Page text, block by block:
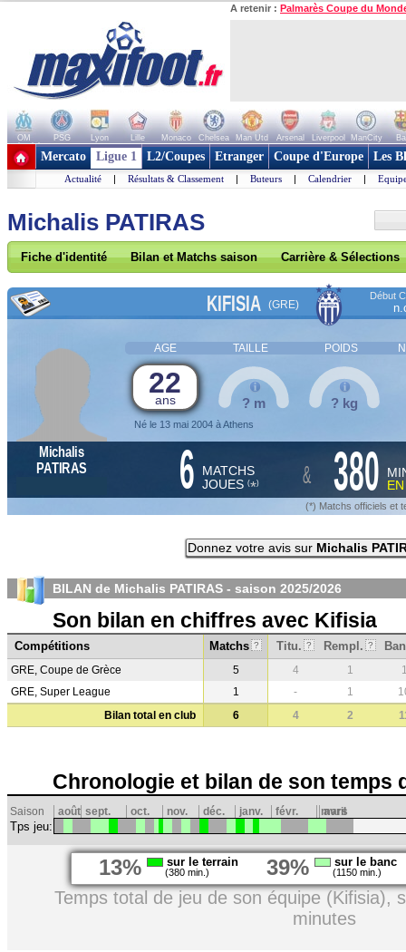
A retenir : Palmarès Coupe du
OM PSG Lyon Lille Monaco Chelsea Man Utd Arsenal Liverpool ManCity
+ de clubs
Mercato Ligue 1 L2/Coupes Etranger Coupe d'Europe Les
Actualité | Résultats & Classement | Buteurs | Calendrier |
Michalis PATIRAS
Fiche d'identité Bilan et Matchs saison Carrière & Sélections
KIFISIA (GRE)
Début
AGE TAILLE POIDS
22
ans
Né le 13 mai 2004 à Athens
? m ? kg
Michalis
PATIRAS
6 MATCHS
JOUES (*) & 380
(*) Matchs officiels et
Donnez votre avis sur Michalis
BILAN de Michalis PATIRAS - saison 2025/2026
Son bilan en chiffres avec Kifisia
Compétitions Matchs ? Titu. ? Rempl. ?
GRE, Coupe de Grèce 5 4 1
GRE, Super League
1 - 1
Bilan total en club
6 4 2
Chronologie et bilan de son temps
Saison août sept. oct. nov. déc. janv. févr. mars
avril
Tps jeu:
13% sur le terrain
(380 min.) 39% sur le banc
(1150 min.)
Temps total de jeu de son équipe (Kifisia),
minutes